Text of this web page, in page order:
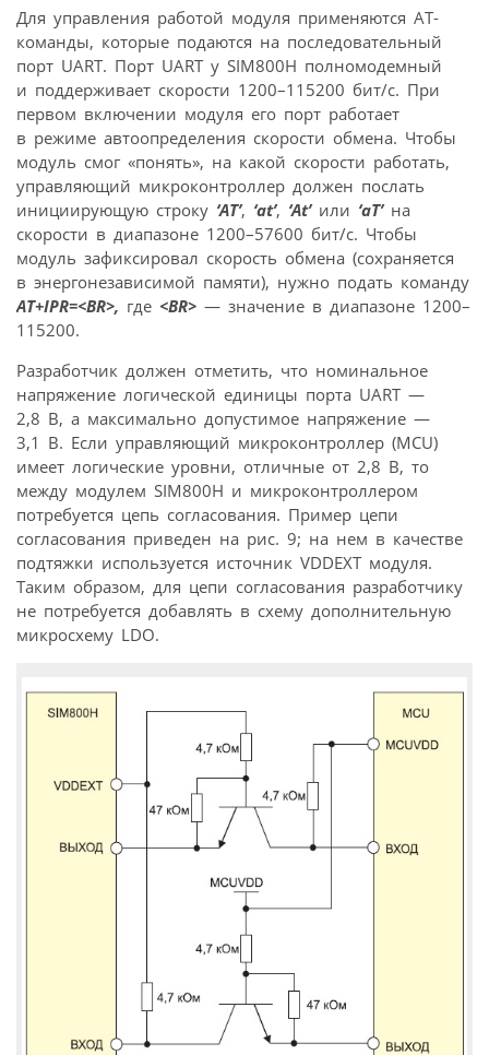
Для управления работой модуля применяются АТ-
команды, которые подаются на последовательный
порт UART. Порт UART у SIM800H полномодемный
и поддерживает скорости 1200–115200 бит/с. При
первом включении модуля его порт работает
в режиме автоопределения скорости обмена. Чтобы
модуль смог «понять», на какой скорости работать,
управляющий микроконтроллер должен послать
инициирующую строку ‘AT’, ‘at’, ‘At’или ‘aT’на
скорости в диапазоне 1200–57600 бит/с. Чтобы
модуль зафиксировал скорость обмена (сохраняется
в энергонезависимой памяти), нужно подать команду
AT+IPR=<BR>, где <BR> — значение в диапазоне 1200–
115200.
Разработчик должен отметить, что номинальное
напряжение логической единицы порта UART —
2,8 В, а максимально допустимое напряжение —
3,1 В. Если управляющий микроконтроллер (MCU)
имеет логические уровни, отличные от 2,8 В, то
между модулем SIM800H и микроконтроллером
потребуется цепь согласования. Пример цепи
согласования приведен на рис. 9; на нем в качестве
подтяжки используется источник VDDEXT модуля.
Таким образом, для цепи согласования разработчику
не потребуется добавлять в схему дополнительную
микросхему LDO.